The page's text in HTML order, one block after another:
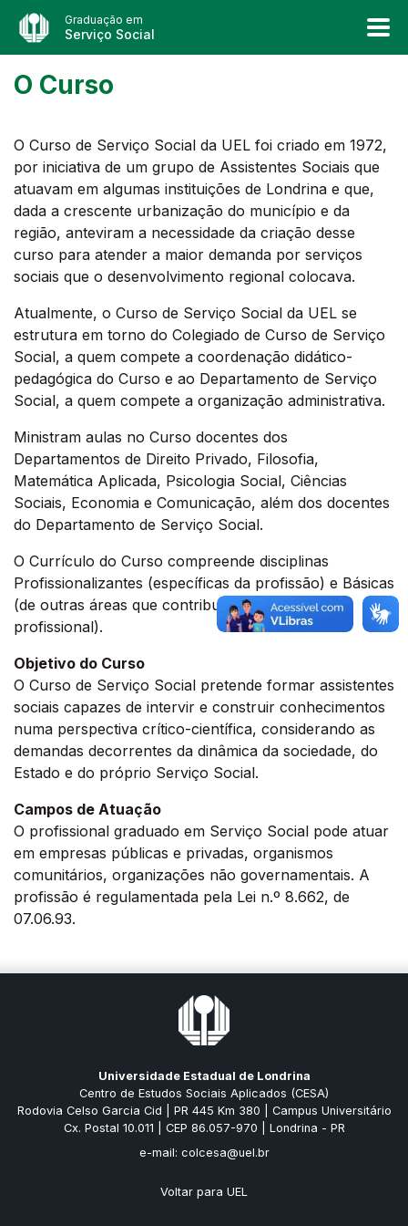
Graduação em
Serviço Social
O Curso
O Curso de Serviço Social da UEL foi criado em 1972,
por iniciativa de um grupo de Assistentes Sociais que
atuavam em algumas instituições de Londrina e que,
dada a crescente urbanização do município e da
região, anteviram a necessidade da criação desse
curso para atender a maior demanda por serviços
sociais que o desenvolvimento regional colocava.
Atualmente, o Curso de Serviço Social da UEL se
estrutura em torno do Colegiado de Curso de Serviço
Social, a quem compete a coordenação didático-
pedagógica do Curso e ao Departamento de Serviço
Social, a quem compete a organização administrativa.
Ministram aulas no Curso docentes dos
Departamentos de Direito Privado, Filosofia,
Matemática Aplicada, Psicologia Social, Ciências
Sociais, Economia e Comunicação, além dos docentes
do Departamento de Serviço Social.
O Currículo do Curso compreende disciplinas
Profissionalizantes (específicas da profissão) e Básicas
(de outras áreas que contribuem para fomação
profissional).
Objetivo do Curso
O Curso de Serviço Social pretende formar assistentes
sociais capazes de intervir e construir conhecimentos
numa perspectiva crítico-científica, considerando as
demandas decorrentes da dinâmica da sociedade, do
Estado e do próprio Serviço Social.
Campos de Atuação
O profissional graduado em Serviço Social pode atuar
em empresas públicas e privadas, organismos
comunitários, organizações não governamentais. A
profissão é regulamentada pela Lei n.º 8.662, de
07.06.93.
Universidade Estadual de Londrina
Centro de Estudos Sociais Aplicados (CESA)
Rodovia Celso Garcia Cid | PR 445 Km 380 | Campus Universitário
Cx. Postal 10.011 | CEP 86.057-970 | Londrina - PR
e-mail: colcesa@uel.br
Voltar para UEL